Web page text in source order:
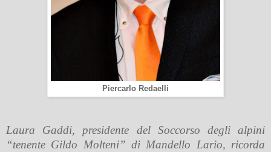
Piercarlo Redaelli
Laura Gaddi, presidente del Soccorso degli alpini
“tenente Gildo Molteni” di Mandello Lario, ricorda